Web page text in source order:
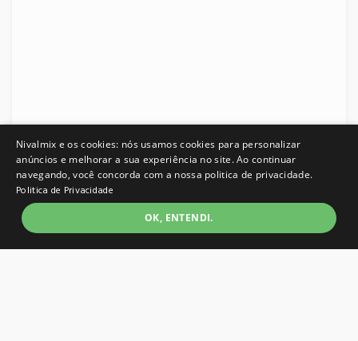
Nivalmix e os cookies: nós usamos cookies para personalizar
anúncios e melhorar a sua experiência no site. Ao continuar
navegando, você concorda com a nossa politica de privacidade.
Politica de Privacidade
OK, ENTENDI.